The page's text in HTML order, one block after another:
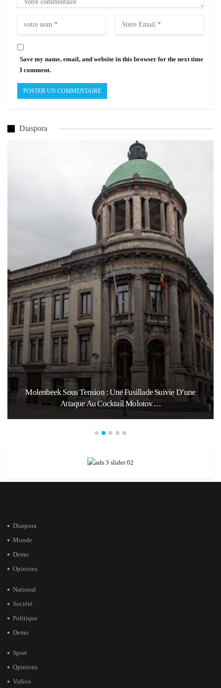
Save my name, email, and website in this browser for the next time
I comment.
Diaspora
Molenbeek Sous Tension : Une Fusillade Suivie D’une
Attaque Au Cocktail Molotov…
Diaspora
Monde
Demo
Opinions
National
Société
Politique
Demo
Sport
Opinions
Vidéos